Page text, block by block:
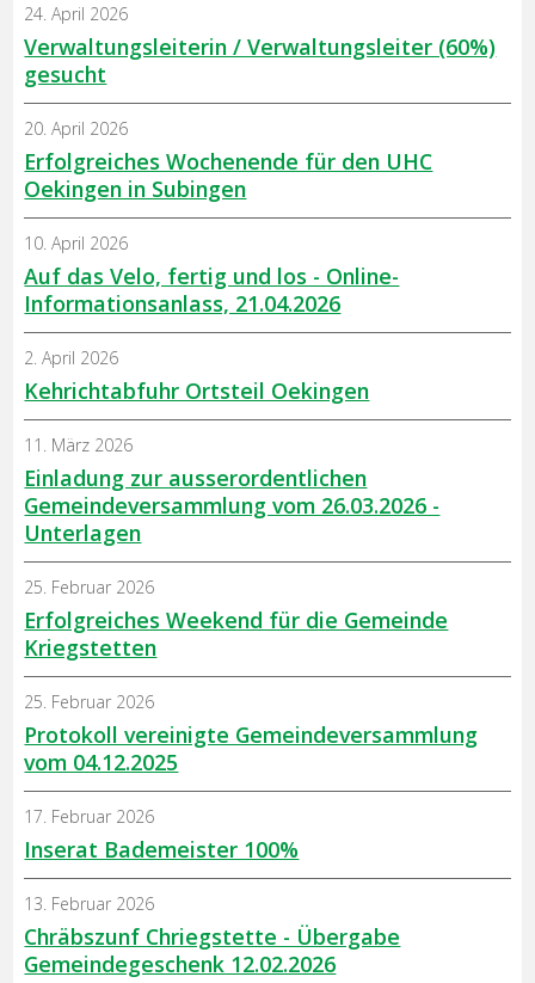
Verwaltungsleiterin / Verwaltungsleiter (60%)
gesucht
24. April 2026
Erfolgreiches Wochenende für den UHC
Oekingen in Subingen
20. April 2026
Auf das Velo, fertig und los - Online-
Informationsanlass, 21.04.2026
10. April 2026
Kehrichtabfuhr Ortsteil Oekingen
2. April 2026
Einladung zur ausserordentlichen
Gemeindeversammlung vom 26.03.2026 -
Unterlagen
11. März 2026
Erfolgreiches Weekend für die Gemeinde
Kriegstetten
25. Februar 2026
Protokoll vereinigte Gemeindeversammlung
vom 04.12.2025
25. Februar 2026
Inserat Bademeister 100%
17. Februar 2026
Chräbszunf Chriegstette - Übergabe
Gemeindegeschenk 12.02.2026
13. Februar 2026